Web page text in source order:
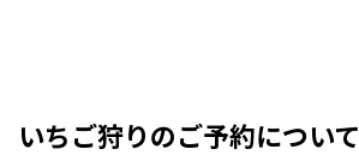
いちご狩りのご予約について